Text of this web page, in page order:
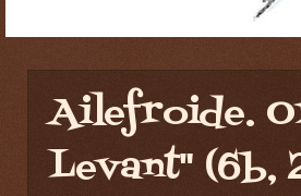
Ailefroide.
Levant" (6b,